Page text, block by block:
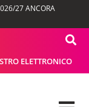
27 ANCORA
ELETTRONICO